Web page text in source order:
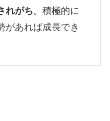
れがち。積極的に
があれば成長でき